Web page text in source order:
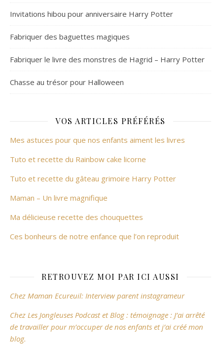
Invitations hibou pour anniversaire Harry Potter
Fabriquer des baguettes magiques
Fabriquer le livre des monstres de Hagrid – Harry Potter
Chasse au trésor pour Halloween
VOS ARTICLES PRÉFÉRÉS
Mes astuces pour que nos enfants aiment les livres
Tuto et recette du Rainbow cake licorne
Tuto et recette du gâteau grimoire Harry Potter
Maman – Un livre magnifique
Ma délicieuse recette des chouquettes
Ces bonheurs de notre enfance que l’on reproduit
RETROUVEZ MOI PAR ICI AUSSI
Chez Maman Ecureuil: Interview parent instagrameur
Chez Les Jongleuses Podcast et Blog : témoignage : J’ai arrêté
de travailler pour m’occuper de nos enfants et j’ai créé mon
blog.